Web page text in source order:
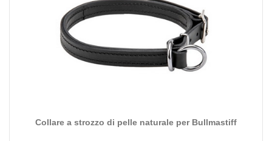
Collare a strozzo di pelle naturale per Bullmastiff